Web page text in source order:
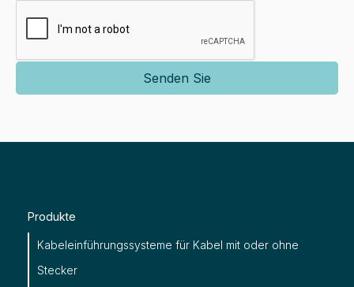
Produkte
Kabeleinführungssysteme für Kabel mit oder ohne
Stecker